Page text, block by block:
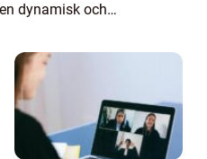
dynamisk och
åldrar. I denna artikel